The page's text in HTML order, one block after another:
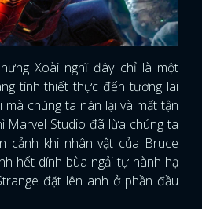
Xoài nghĩ đây chỉ là một
tính thiết thực đến tương lai
mà chúng ta nán lại và mất tận
Marvel Studio đã lừa chúng ta
cảnh khi nhân vật của Bruce
hết dính bùa ngải tự hành hạ
đặt lên anh ở phần đầu